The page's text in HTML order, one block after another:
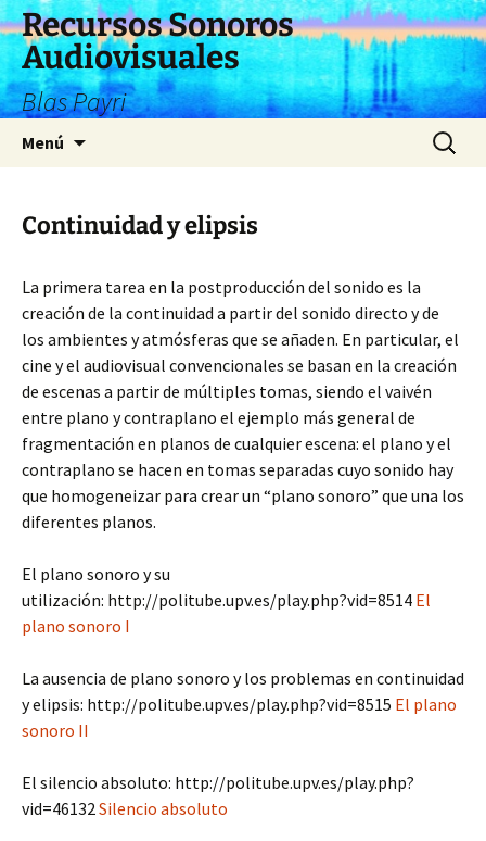
Saltar
al
contenido
Recursos Sonoros
Audiovisuales
Blas Payri
Menú Buscar:
Continuidad y elipsis
La primera tarea en la postproducción del sonido es la
creación de la continuidad a partir del sonido directo y de
los ambientes y atmósferas que se añaden. En particular, el
cine y el audiovisual convencionales se basan en la creación
de escenas a partir de múltiples tomas, siendo el vaivén
entre plano y contraplano el ejemplo más general de
fragmentación en planos de cualquier escena: el plano y el
contraplano se hacen en tomas separadas cuyo sonido hay
que homogeneizar para crear un “plano sonoro” que una los
diferentes planos.
El plano sonoro y su
utilización: http://politube.upv.es/play.php?vid=8514 El
plano sonoro I
La ausencia de plano sonoro y los problemas en continuidad
y elipsis: http://politube.upv.es/play.php?vid=8515 El plano
sonoro II
El silencio absoluto: http://politube.upv.es/play.php?
vid=46132Silencio absoluto